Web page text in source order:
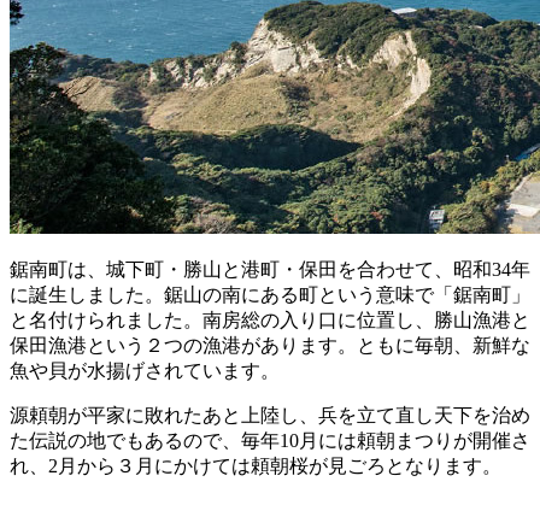
鋸南町は、城下町・勝山と港町・保田を合わせて、昭和34年
に誕生しました。鋸山の南にある町という意味で「鋸南町」
と名付けられました。南房総の入り口に位置し、勝山漁港と
保田漁港という２つの漁港があります。ともに毎朝、新鮮な
魚や貝が水揚げされています。
源頼朝が平家に敗れたあと上陸し、兵を立て直し天下を治め
た伝説の地でもあるので、毎年10月には頼朝まつりが開催さ
れ、2月から３月にかけては頼朝桜が見ごろとなります。